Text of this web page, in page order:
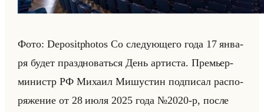
Фото: Depositphotos Со сле­ду­юще­го года 17 ян­ва­
ря будет празд­но­ваться День ар­ти­ста. Пре­мьер-
ми­нистр РФ Ми­ха­ил Ми­шу­ст­ин под­пи­сал рас­по­
ря­же­ние от 28 июля 2025 года №2020-р, после